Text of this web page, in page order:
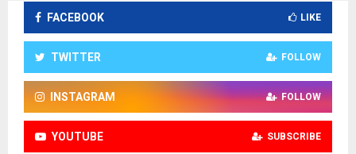
FACEBOOK LIKE
TWITTER FOLLOW
INSTAGRAM FOLLOW
YOUTUBE SUBSCRIBE